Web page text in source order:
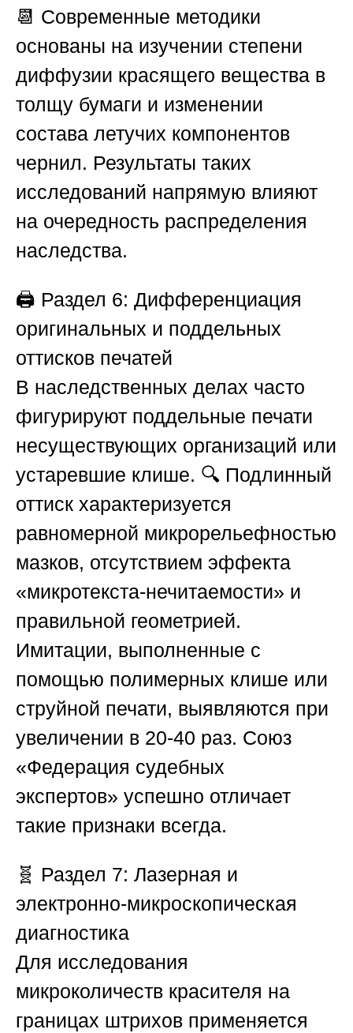
📆 Современные методики
основаны на изучении степени
диффузии красящего вещества в
толщу бумаги и изменении
состава летучих компонентов
чернил. Результаты таких
исследований напрямую влияют
на очередность распределения
наследства.
🖨️ Раздел 6: Дифференциация
оригинальных и поддельных
оттисков печатей
В наследственных делах часто
фигурируют поддельные печати
несуществующих организаций или
устаревшие клише. 🔍 Подлинный
оттиск характеризуется
равномерной микрорельефностью
мазков, отсутствием эффекта
«микротекста-нечитаемости» и
правильной геометрией.
Имитации, выполненные с
помощью полимерных клише или
струйной печати, выявляются при
увеличении в 20-40 раз. Союз
«Федерация судебных
экспертов» успешно отличает
такие признаки всегда.
🧬 Раздел 7: Лазерная и
электронно-микроскопическая
диагностика
Для исследования
микроколичеств красителя на
границах штрихов применяется